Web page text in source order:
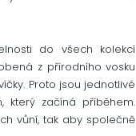
do všech kolekcí
z přírodního vosku
Proto jsou jednotlivé
který začíná příběhem.
vůní, tak aby společně